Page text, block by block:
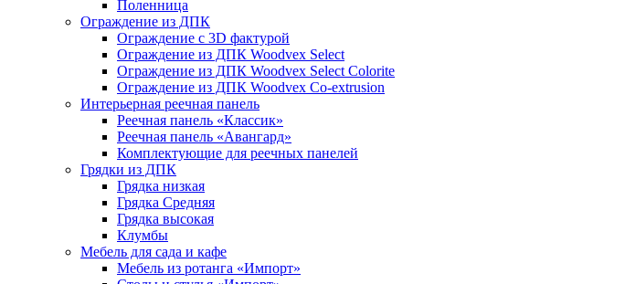
Поленница
Ограждение из ДПК
Ограждение с 3D фактурой
Ограждение из ДПК Woodvex Select
Ограждение из ДПК Woodvex Select Colorite
Ограждение из ДПК Woodvex Co-extrusion
Интерьерная реечная панель
Реечная панель «Классик»
Реечная панель «Авангард»
Комплектующие для реечных панелей
Грядки из ДПК
Грядка низкая
Грядка Средняя
Грядка высокая
Клумбы
Мебель для сада и кафе
Мебель из ротанга «Импорт»